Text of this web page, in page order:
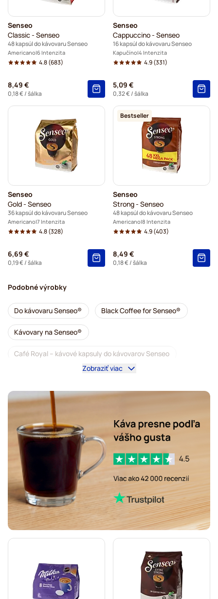
Senseo
Classic - Senseo
48 kapsúl do kávovaru Senseo
Americano 6 Intenzita
4.8(683)
8,49 €
0,18 €/ šálka
Senseo
Cappuccino - Senseo
16 kapsúl do kávovaru Senseo
Kapučíno 4 Intenzita
4.9(331)
5,09 €
0,32 €/ šálka
Senseo
Gold - Senseo
36 kapsúl do kávovaru Senseo
Americano 7 Intenzita
4.8(328)
6,69 €
0,19 €/ šálka
Bestseller
Senseo
Strong - Senseo
48 kapsúl do kávovaru Senseo
Americano 8 Intenzita
4.9(403)
8,49 €
0,18 €/ šálka
Podobné výrobky
Do kávovaru Senseo® Black Coffee for Senseo®
Kávovary na Senseo®
Café Royal – kávové kapsuly do kávovarov Senseo
Bezkofeínová káva do kávovarov Senseo
Odvápňovanie a údržba pre Senseo
Segafredo – kávové kapsuly do kávovarov Senseo
Café René – kávové kapsuly do kávovarov Senseo
Merrild – kávové kapsuly do kávovarov Senseo
Friele – kávové kapsuly do kávovarov Senseo
Marcilla – kávové kapsuly do kávovarov Senseo
Kapsuly do kávovarov Senseo
Kaffekapslen do kávovaru Senseo®
Zobraziť viac